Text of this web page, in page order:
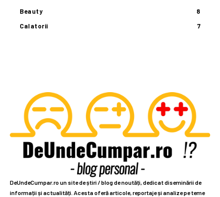
Beauty
8
Calatorii
7
DeUndeCumpar.ro un site de știri / blog de noutăți, dedicat diseminării de
informații și actualități. Acesta oferă articole, reportaje și analize pe teme